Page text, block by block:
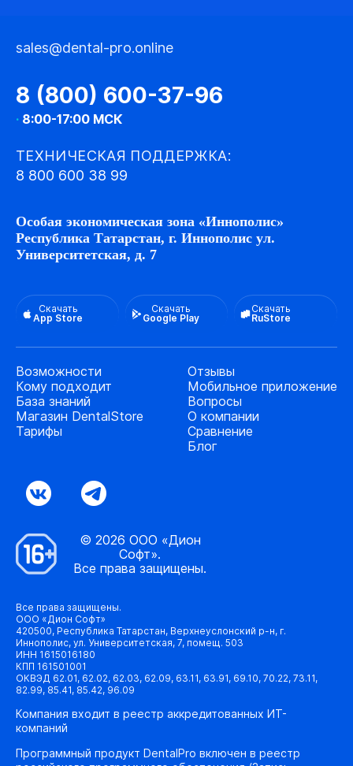
sales@dental-pro.online
8 (800) 600-37-96
· 8:00-17:00 МСК
ТЕХНИЧЕСКАЯ ПОДДЕРЖКА:
8 800 600 38 99
Особая экономическая зона «Иннополис»
Республика Татарстан, г. Иннополис ул.
Университетская, д. 7
Скачать
App Store
Скачать
Google Play
Скачать
RuStore
Возможности
Кому подходит
База знаний
Магазин DentalStore
Тарифы
Отзывы
Мобильное приложение
Вопросы
О компании
Сравнение
Блог
© 2026 ООО «Дион
Софт».
Все права защищены.
Все права защищены.
ООО «Дион Софт»
420500, Республика Татарстан, Верхнеуслонский р-н, г.
Иннополис, ул. Университетская, 7, помещ. 503
ИНН 1615016180
КПП 161501001
ОКВЭД 62.01, 62.02, 62.03, 62.09, 63.11, 63.91, 69.10, 70.22, 73.11,
82.99, 85.41, 85.42, 96.09
Компания входит в реестр аккредитованных ИТ-
компаний
Программный продукт DentalPro включен в реестр